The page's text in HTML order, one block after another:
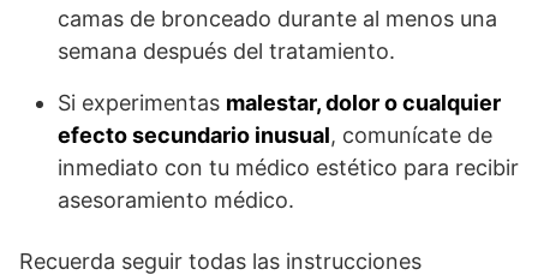
camas de bronceado durante al menos una
semana después del tratamiento.
Si experimentas malestar, dolor o cualquier
efecto secundario inusual, comunícate de
inmediato con tu médico estético para recibir
asesoramiento médico.
Recuerda seguir todas las instrucciones